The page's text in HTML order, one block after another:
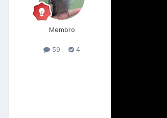
Membro
59 4